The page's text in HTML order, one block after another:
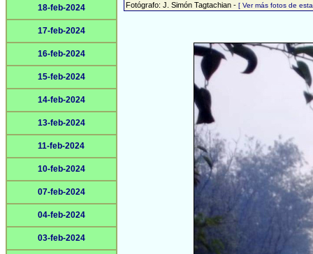
18-feb-2024
17-feb-2024
16-feb-2024
15-feb-2024
14-feb-2024
13-feb-2024
11-feb-2024
10-feb-2024
07-feb-2024
04-feb-2024
03-feb-2024
Fotógrafo: J. Simón Tagtachian - [ Ver más fotos de